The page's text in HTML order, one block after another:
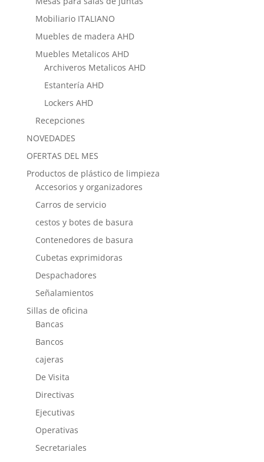
Mobiliario ITALIANO
Muebles de madera AHD
Muebles Metalicos AHD
Archiveros Metalicos AHD
Estantería AHD
Lockers AHD
Recepciones
NOVEDADES
OFERTAS DEL MES
Productos de plástico de limpieza
Accesorios y organizadores
Carros de servicio
cestos y botes de basura
Contenedores de basura
Cubetas exprimidoras
Despachadores
Señalamientos
Sillas de oficina
Bancas
Bancos
cajeras
De Visita
Directivas
Ejecutivas
Operativas
Secretariales